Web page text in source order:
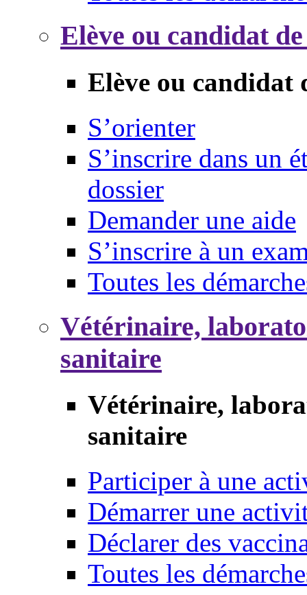
Elève ou candidat
Elève ou candidat
S’orienter
S’inscrire dans un
dossier
Demander une aide
S’inscrire à un
Toutes les
Vétérinaire,
sanitaire
Vétérinaire,
sanitaire
Participer à une
Démarrer une
Déclarer des
Toutes les